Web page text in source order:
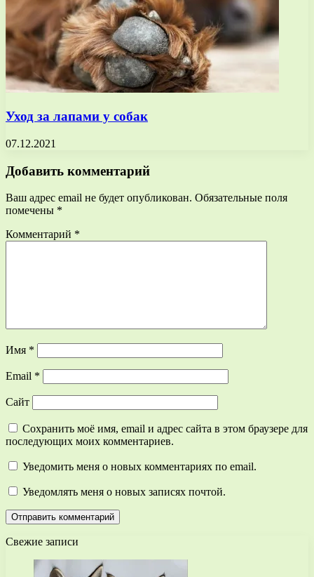
Уход за лапами у собак
07.12.2021
Добавить комментарий
Ваш адрес email не будет опубликован. Обязательные поля
помечены *
Комментарий *
Имя *
Email *
Сайт
Сохранить моё имя, email и адрес сайта в этом браузере для
последующих моих комментариев.
Уведомить меня о новых комментариях по email.
Уведомлять меня о новых записях почтой.
Свежие записи